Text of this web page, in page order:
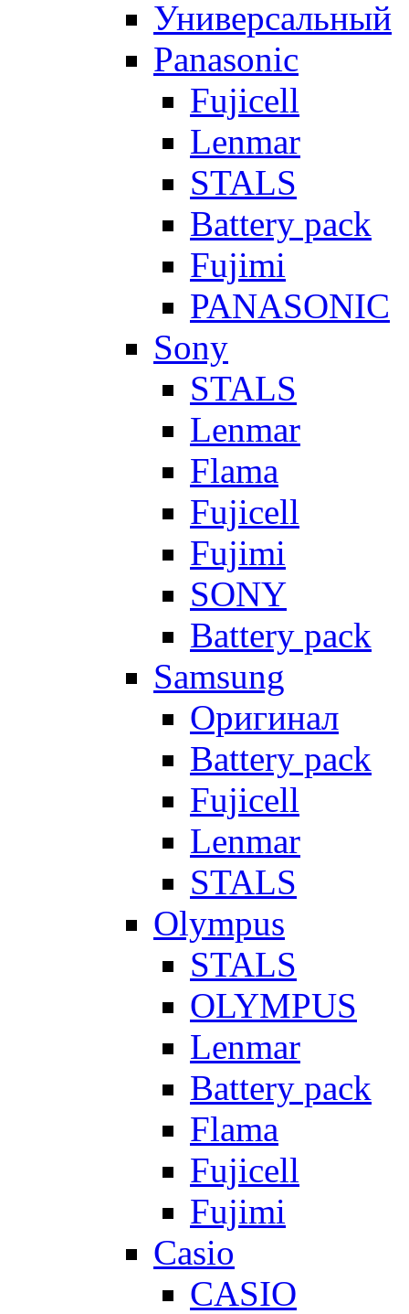
Универсальный
Panasonic
Fujicell
Lenmar
STALS
Battery pack
Fujimi
PANASONIC
Sony
STALS
Lenmar
Flama
Fujicell
Fujimi
SONY
Battery pack
Samsung
Оригинал
Battery pack
Fujicell
Lenmar
STALS
Olympus
STALS
OLYMPUS
Lenmar
Battery pack
Flama
Fujicell
Fujimi
Casio
CASIO